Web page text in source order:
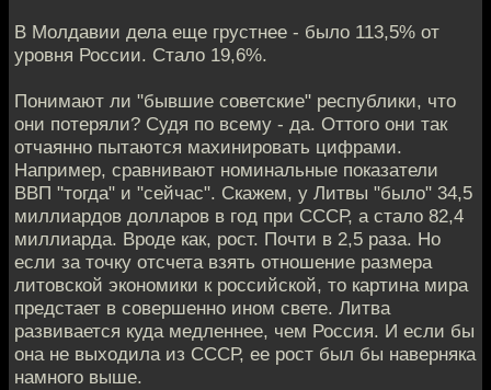
В Молдавии дела еще грустнее - было 113,5% от
уровня России. Стало 19,6%.
Понимают ли "бывшие советские" республики, что
они потеряли? Судя по всему - да. Оттого они так
отчаянно пытаются махинировать цифрами.
Например, сравнивают номинальные показатели
ВВП "тогда" и "сейчас". Скажем, у Литвы "было" 34,5
миллиардов долларов в год при СССР, а стало 82,4
миллиарда. Вроде как, рост. Почти в 2,5 раза. Но
если за точку отсчета взять отношение размера
литовской экономики к российской, то картина мира
предстает в совершенно ином свете. Литва
развивается куда медленнее, чем Россия. И если бы
она не выходила из СССР, ее рост был бы наверняка
намного выше.